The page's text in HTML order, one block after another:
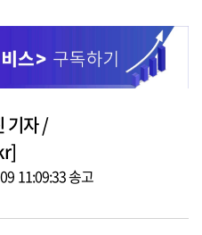
기자 /
11:09:33 송고